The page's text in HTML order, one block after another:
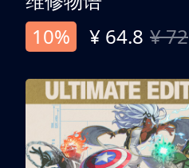
10%
¥ 64.8 ¥ 72